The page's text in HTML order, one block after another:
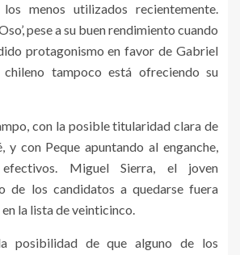
menos utilizados recientemente.
pese a su buen rendimiento cuando
protagonismo en favor de Gabriel
chileno tampoco está ofreciendo su
con la posible titularidad clara de
y con Peque apuntando al enganche,
Miguel Sierra, el joven
de los candidatos a quedarse fuera
en la lista de veinticinco.
posibilidad de que alguno de los